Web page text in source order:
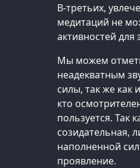
В-третьих,
медитаций не
активностей для
Мы можем
неадекватным
силы, так же как
кто
пользуется. Так
созидательная,
наполненной
проявление.